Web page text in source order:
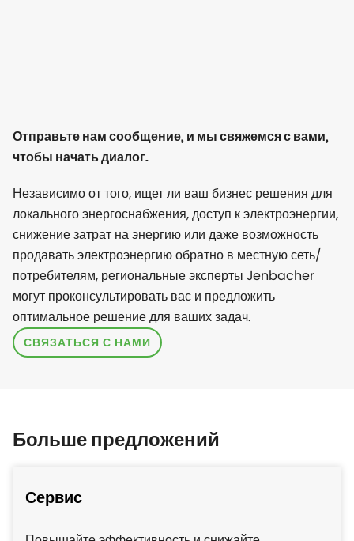
Отправьте нам сообщение, и мы свяжемся с вами,
чтобы начать диалог.
Независимо от того, ищет ли ваш бизнес решения для
локального энергоснабжения, доступ к электроэнергии,
снижение затрат на энергию или даже возможность
продавать электроэнергию обратно в местную сеть/
потребителям, региональные эксперты Jenbacher
могут проконсультировать вас и предложить
оптимальное решение для ваших задач.
СВЯЗАТЬСЯ С НАМИ
Больше предложений
Сервис